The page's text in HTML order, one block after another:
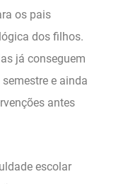
os pais
dos filhos.
já conseguem
e ainda
antes
escolar